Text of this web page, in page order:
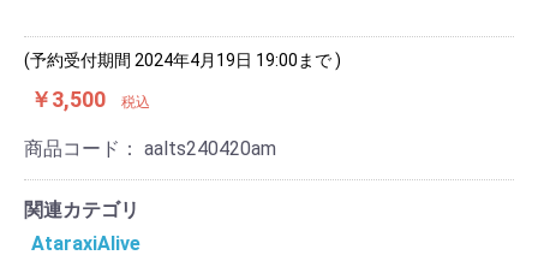
(予約受付期間 2024年4月19日 19:00まで )
￥3,500 税込
商品コード： aalts240420am
関連カテゴリ
AtaraxiAlive